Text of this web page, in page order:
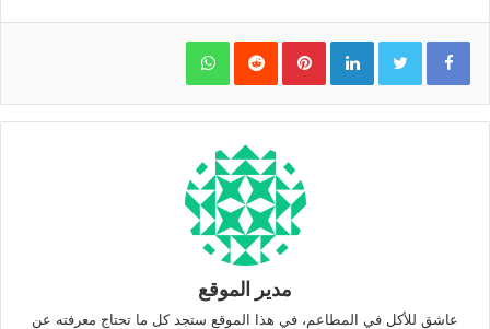
LinkedIn
Pinterest
WhatsApp
مدير الموقع
عاشق للأكل في المطاعم، في هذا الموقع ستجد كل ما تحتاج معرفته عن